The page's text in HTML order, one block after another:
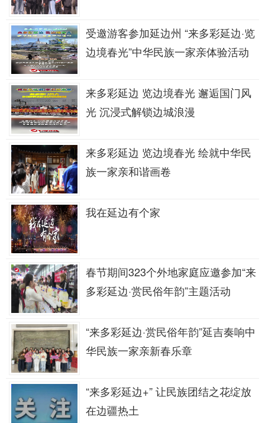
受邀游客参加延边州 “来多彩延边·览
边境春光”中华民族一家亲体验活动
来多彩延边 览边境春光 邂逅国门风
光 沉浸式解锁边城浪漫
来多彩延边 览边境春光 绘就中华民
族一家亲和谐画卷
我在延边有个家
春节期间323个外地家庭应邀参加“来
多彩延边·赏民俗年韵”主题活动
“来多彩延边·赏民俗年韵”延吉奏响中
华民族一家亲新春乐章
“来多彩延边+” 让民族团结之花绽放
在边疆热土